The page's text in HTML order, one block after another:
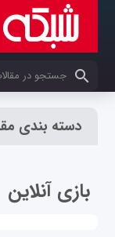
کلمات کلیدی خود
دسته بندی
بازی آنلاین